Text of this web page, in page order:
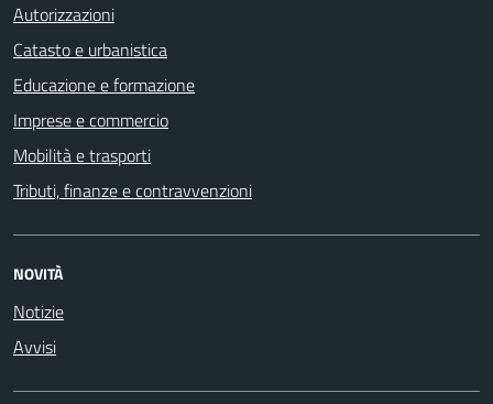
Autorizzazioni
Catasto e urbanistica
Educazione e formazione
Imprese e commercio
Mobilità e trasporti
Tributi, finanze e contravvenzioni
NOVITÀ
Notizie
Avvisi